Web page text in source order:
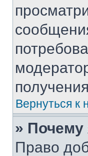
Вернуться к
» Почему
Право